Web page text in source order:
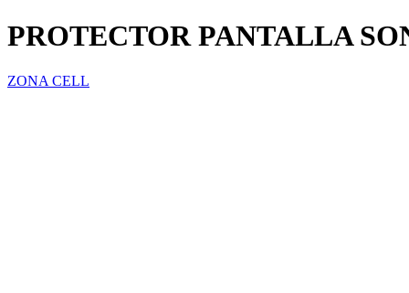
PROTECTOR PANTALLA
ZONA CELL